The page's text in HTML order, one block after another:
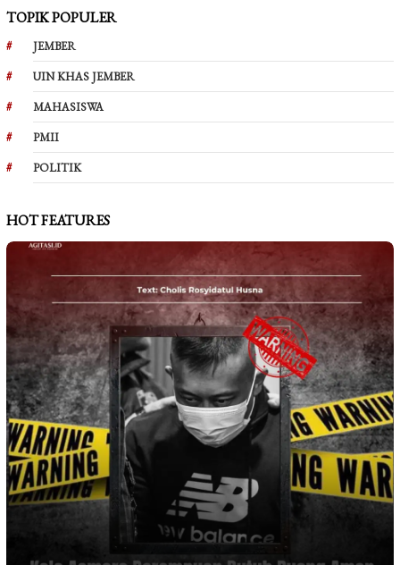
TOPIK POPULER
JEMBER
UIN KHAS JEMBER
MAHASISWA
PMII
POLITIK
HOT FEATURES